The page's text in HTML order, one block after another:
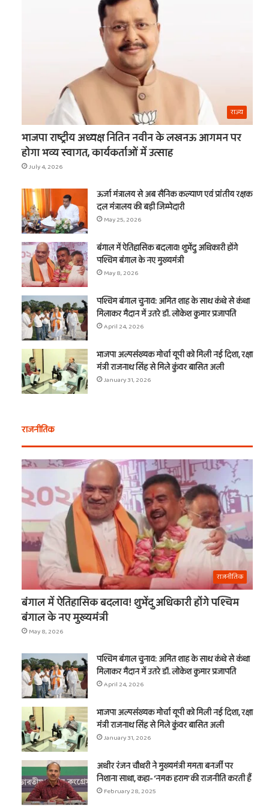
राज्य
भाजपा राष्ट्रीय अध्यक्ष नितिन नवीन के लखनऊ आगमन पर
होगा भव्य स्वागत, कार्यकर्ताओं में उत्साह
July 4, 2026
ऊर्जा मंत्रालय से अब सैनिक कल्याण एवं प्रांतीय रक्षक
दल मंत्रालय की बड़ी जिम्मेदारी
May 25, 2026
बंगाल में ऐतिहासिक बदलाव! शुभेंदु अधिकारी होंगे
पश्चिम बंगाल के नए मुख्यमंत्री
May 8, 2026
पश्चिम बंगाल चुनाव: अमित शाह के साथ कंधे से कंधा
मिलाकर मैदान में उतरे डॉ. लोकेश कुमार प्रजापति
April 24, 2026
भाजपा अल्पसंख्यक मोर्चा यूपी को मिली नई दिशा, रक्षा
मंत्री राजनाथ सिंह से मिले कुंवर बासित अली
January 31, 2026
राजनीतिक
राजनीतिक
बंगाल में ऐतिहासिक बदलाव! शुभेंदु अधिकारी होंगे पश्चिम
बंगाल के नए मुख्यमंत्री
May 8, 2026
पश्चिम बंगाल चुनाव: अमित शाह के साथ कंधे से कंधा
मिलाकर मैदान में उतरे डॉ. लोकेश कुमार प्रजापति
April 24, 2026
भाजपा अल्पसंख्यक मोर्चा यूपी को मिली नई दिशा, रक्षा
मंत्री राजनाथ सिंह से मिले कुंवर बासित अली
January 31, 2026
अधीर रंजन चौधरी ने मुख्यमंत्री ममता बनर्जी पर
निशाना साधा, कहा- ‘नमक हराम’ की राजनीति करती हैं
February 28, 2025